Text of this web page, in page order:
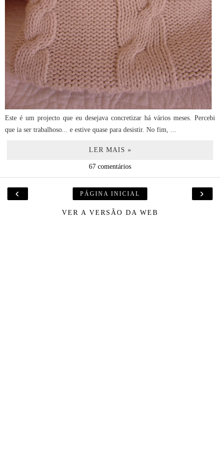
Este é um projecto que eu desejava concretizar há vários meses. Percebi
que ia ser trabalhoso... e estive quase para desistir. No fim, ...
LER MAIS »
67 comentários
‹ ›
PÁGINA INICIAL
VER A VERSÃO DA WEB